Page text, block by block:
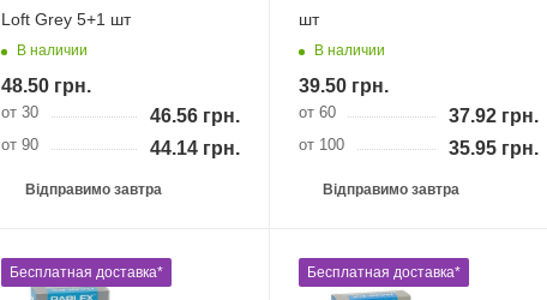
Loft Grey 5+1 шт
В наличии
48.50 грн.
от 30 46.56 грн.
от 90 44.14 грн.
Відправимо завтра
шт
В наличии
39.50 грн.
от 60 37.92грн.
от 100 35.95грн.
Відправимо завтра
Бесплатная доставка* Бесплатная доставка*